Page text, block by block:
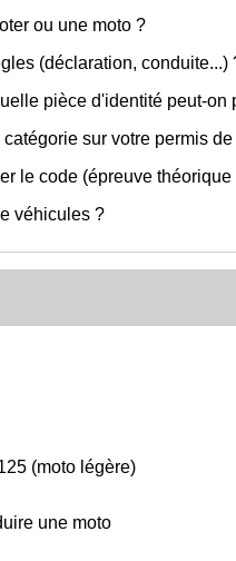
ou une moto ?
(déclaration, conduite...)
pièce d'identité peut-on
sur votre permis
le code (épreuve
véhicules ?
(moto légère)
une moto